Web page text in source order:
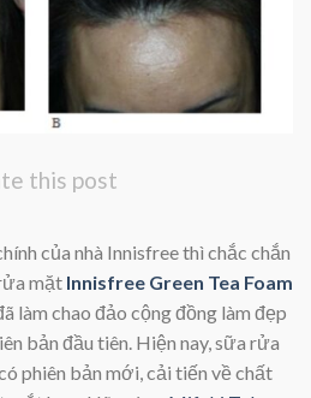
this post
của nhà Innisfree thì chắc chắn
mặt Innisfree Green Tea Foam
làm chao đảo cộng đồng làm đẹp
bản đầu tiên. Hiện nay, sữa rửa
phiên bản mới, cải tiến về chất